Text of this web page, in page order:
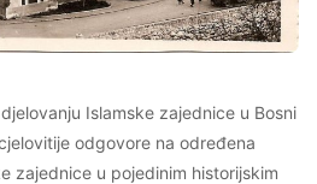
Islamske zajednice u Bosni
odgovore na određena
zajednice u pojedinim historijskim